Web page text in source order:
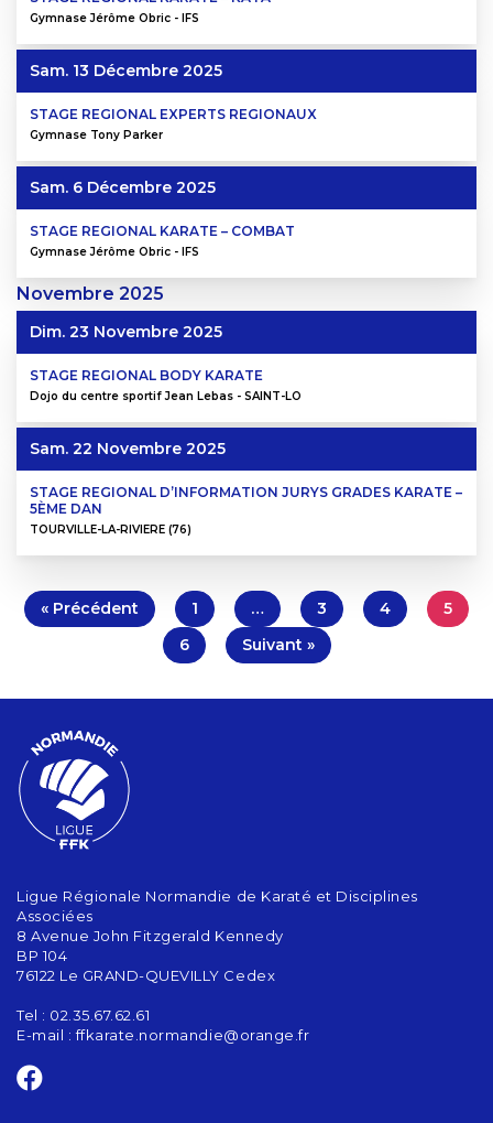
Gymnase Jérôme Obric - IFS
Sam. 13 Décembre 2025
STAGE REGIONAL EXPERTS REGIONAUX
Gymnase Tony Parker
Sam. 6 Décembre 2025
STAGE REGIONAL KARATE – COMBAT
Gymnase Jérôme Obric - IFS
Novembre 2025
Dim. 23 Novembre 2025
STAGE REGIONAL BODY KARATE
Dojo du centre sportif Jean Lebas - SAINT-LO
Sam. 22 Novembre 2025
STAGE REGIONAL D’INFORMATION JURYS GRADES KARATE –
5ÈME DAN
TOURVILLE-LA-RIVIERE (76)
« Précédent 1 … 3 4
5
6
Suivant »
Ligue Régionale Normandie de Karaté et Disciplines
Associées
8 Avenue John Fitzgerald Kennedy
BP 104
76122 Le GRAND-QUEVILLY Cedex
Tel : 02.35.67.62.61
E-mail :ffkarate.normandie@orange.fr